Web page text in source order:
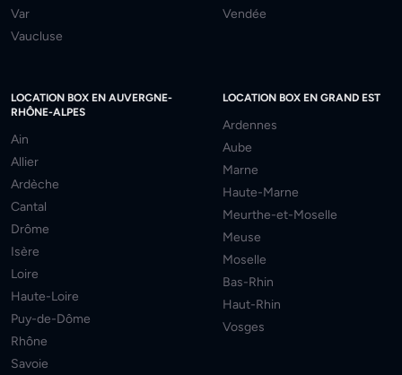
Var
Vaucluse
Vendée
LOCATION BOX EN AUVERGNE-
RHÔNE-ALPES
Ain
Allier
Ardèche
Cantal
Drôme
Isère
Loire
Haute-Loire
Puy-de-Dôme
Rhône
Savoie
LOCATION BOX EN GRAND EST
Ardennes
Aube
Marne
Haute-Marne
Meurthe-et-Moselle
Meuse
Moselle
Bas-Rhin
Haut-Rhin
Vosges